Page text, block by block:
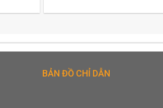
BẢN ĐỒ CHỈ DẪN